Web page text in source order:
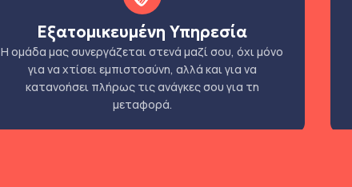
Εξατομικευμένη Υπηρεσία
Η ομάδα μας συνεργάζεται στενά μαζί σου, όχι μόνο
για να χτίσει εμπιστοσύνη, αλλά και για να
κατανοήσει πλήρως τις ανάγκες σου για τη
μεταφορά.